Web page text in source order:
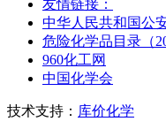
友情链接：
中华人民共和国公
危险化学品目录（
960化工网
中国化学会
技术支持： 库价化学